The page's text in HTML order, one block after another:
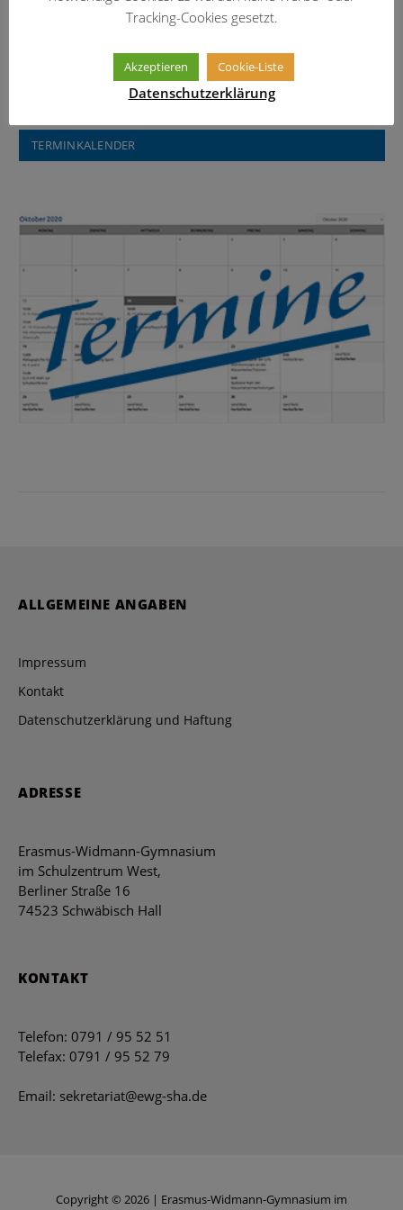
Informationen über das Erasmus-
TERMINKALENDER
ALLGEMEINE ANGABEN
Impressum
Kontakt
Datenschutzerklärung und Haftung
ADRESSE
Erasmus-Widmann-Gymnasium
im Schulzentrum West,
Berliner Straße 16
74523 Schwäbisch Hall
KONTAKT
Telefon: 0791 / 95 52 51
Telefax: 0791 / 95 52 79
Email: sekretariat@ewg-sha.de
Copyright © 2026 | Erasmus-Widmann-Gymnasium im
Tracking-Cookies gesetzt.
Akzeptieren Cookie-Liste
Datenschutzerklärung